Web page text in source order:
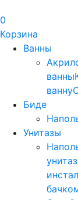
0
Корзина
Ванны
ванны
ванну
Биде
Унитазы